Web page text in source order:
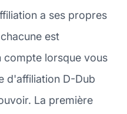
a ses propres
est
compte lorsque vous
d'affiliation D-Dub
La première